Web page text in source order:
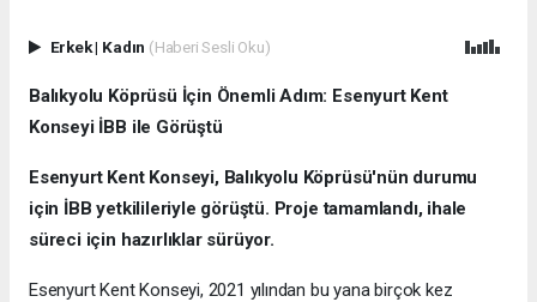
Erkek| Kadın (Haberi Sesli Oku)
Balıkyolu Köprüsü İçin Önemli Adım: Esenyurt Kent
Konseyi İBB ile Görüştü
Esenyurt Kent Konseyi, Balıkyolu Köprüsü'nün durumu
için İBB yetkilileriyle görüştü. Proje tamamlandı, ihale
süreci için hazırlıklar sürüyor.
Esenyurt Kent Konseyi, 2021 yılından bu yana birçok kez